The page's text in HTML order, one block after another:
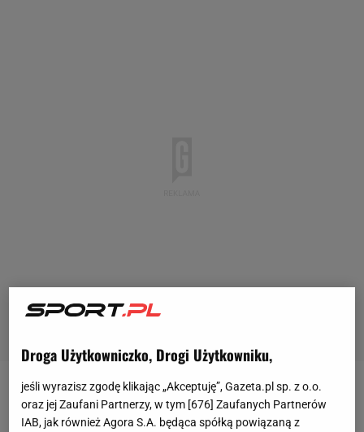
Ostatni okres był wyjątkowo udany dla Ołeksandra
Usyka. Przede wszystkim w maju zdetronizował
Droga Użytkowniczko, Drogi Użytkowniku,
jeśli wyrazisz zgodę klikając „Akceptuję”, Gazeta.pl sp. z o.o.
oraz jej Zaufani Partnerzy, w tym [676] Zaufanych Partnerów
IAB, jak również Agora S.A. będąca spółką powiązaną z